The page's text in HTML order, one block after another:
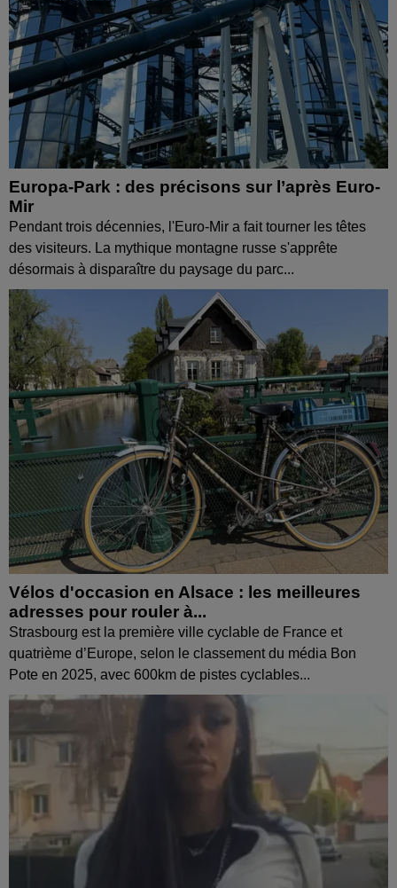
Europa-Park : des précisons sur l’après Euro-
Mir
Pendant trois décennies, l'Euro-Mir a fait tourner les têtes
des visiteurs. La mythique montagne russe s'apprête
désormais à disparaître du paysage du parc...
Vélos d'occasion en Alsace : les meilleures
adresses pour rouler à...
Strasbourg est la première ville cyclable de France et
quatrième d’Europe, selon le classement du média Bon
Pote en 2025, avec 600km de pistes cyclables...